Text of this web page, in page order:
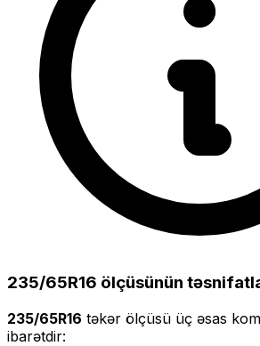
235/65R16 ölçüsünün
235/65R16 təkər ölçüsü üç əsas
ibarətdir: